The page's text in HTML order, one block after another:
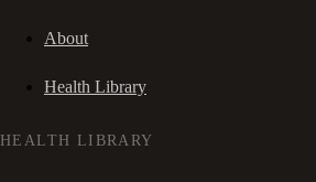
About
Health Library
HEALTH LIBRARY